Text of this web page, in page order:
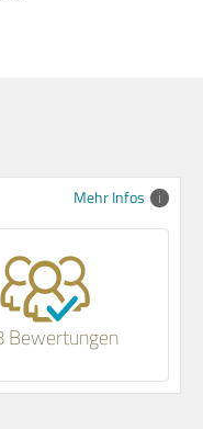
Mehr Infos
Bewertungen